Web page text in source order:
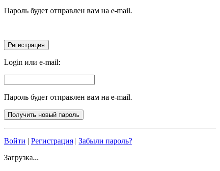
Пароль будет отправлен вам на e-mail.
Login или e-mail:
Пароль будет отправлен вам на e-mail.
Войти | Регистрация | Забыли пароль?
Загрузка...